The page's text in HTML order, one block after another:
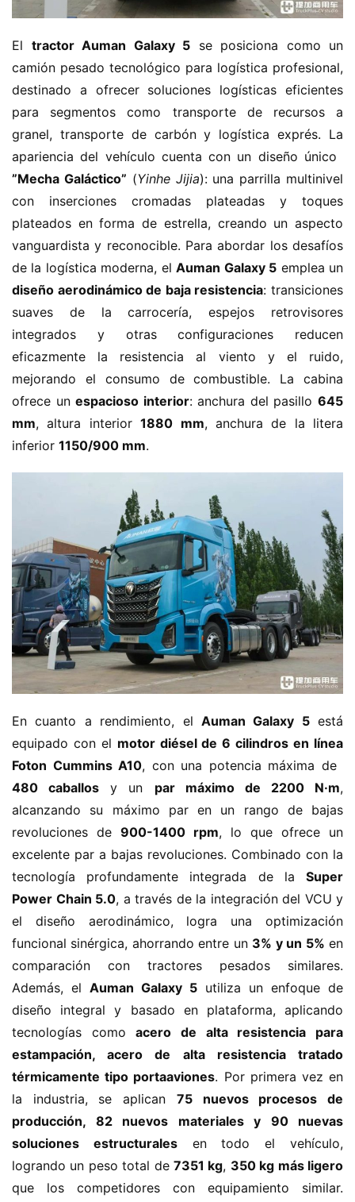
H
e
El ​ ​tractor Auman Galaxy 5​ ​ se posiciona como un
camión pesado tecnológico para logística profesional,
destinado a ofrecer soluciones logísticas eficientes
para segmentos como transporte de recursos a
granel, transporte de carbón y logística exprés. La
apariencia del vehículo cuenta con un diseño único ​
”Mecha Galáctico”​ ​ (Yinhe Jijia): una parrilla multinivel
con inserciones cromadas plateadas y toques
plateados en forma de estrella, creando un aspecto
vanguardista y reconocible. Para abordar los desafíos
de la logística moderna, el ​​Auman Galaxy 5​ ​ emplea un
​diseño aerodinámico de baja resistencia​​: transiciones
suaves de la carrocería, espejos retrovisores
integrados y otras configuraciones reducen
eficazmente la resistencia al viento y el ruido,
mejorando el consumo de combustible. La cabina
ofrece un ​​espacioso interior​​: anchura del pasillo ​​645
mm​​, altura interior ​​1880 mm​​, anchura de la litera
inferior ​ ​1150/900 mm​​.
En cuanto a rendimiento, el ​ ​Auman Galaxy 5​​ está
equipado con el ​ ​motor diésel de 6 cilindros en línea
Foton Cummins A10​​, con una potencia máxima de ​
480 caballos​ ​ y un ​ ​par máximo de 2200 N·m​​,
alcanzando su máximo par en un rango de bajas
revoluciones de ​ ​900-1400 rpm​​, lo que ofrece un
excelente par a bajas revoluciones. Combinado con la
tecnología profundamente integrada de la ​ ​Super
Power Chain 5.0​​, a través de la integración del VCU y
el diseño aerodinámico, logra una optimización
funcional sinérgica, ahorrando entre un ​ ​3% y un 5%​ ​ en
comparación con tractores pesados similares.
Además, el ​ ​Auman Galaxy 5​ ​ utiliza un enfoque de
diseño integral y basado en plataforma, aplicando
tecnologías como ​​acero de alta resistencia para
estampación, acero de alta resistencia tratado
térmicamente tipo portaaviones​​. Por primera vez en
la industria, se aplican ​ ​75 nuevos procesos de
producción, 82 nuevos materiales y 90 nuevas
soluciones estructurales​​ en todo el vehículo,
logrando un peso total de ​ ​7351 kg​​, ​ ​350 kg más ligero​
que los competidores con equipamiento similar.